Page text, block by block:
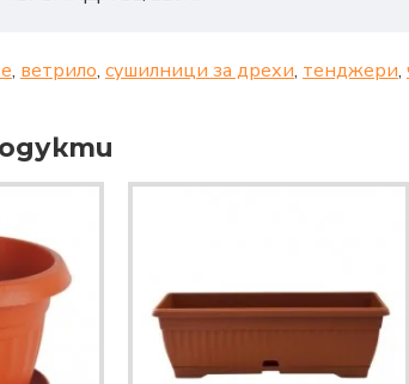
, ветрило, сушилници за дрехи, тенджери,